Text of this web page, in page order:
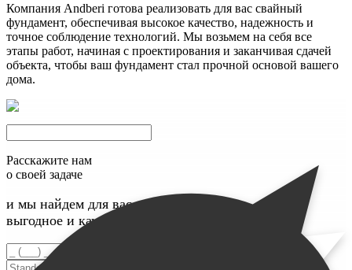
Компания Andberi готова реализовать для вас свайный
фундамент, обеспечивая высокое качество, надежность и
точное соблюдение технологий. Мы возьмем на себя все
этапы работ, начиная с проектирования и заканчивая сдачей
объекта, чтобы ваш фундамент стал прочной основой вашего
дома.
Расскажите нам
о своей задаче
и мы найдем для вас максимально
выгодное и качественное решение